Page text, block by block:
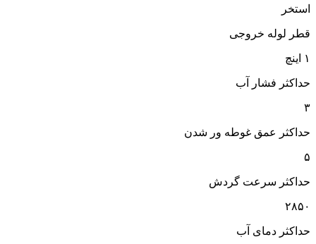
استخر
قطر لوله خروجی
۱ اینچ
حداکثر فشار آب
۳
حداکثر عمق غوطه ور شدن
۵
حداکثر سرعت گردش
۲۸۵۰
حداکثر دمای آب